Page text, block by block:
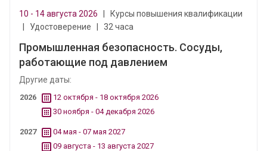
10 - 14 августа 2026
Курсы повышения квалификации
Удостоверение 32 часа
Промышленная безопасность. Сосуды,
работающие под давлением
Другие даты:
2026
12 октября - 18 октября 2026
30 ноября - 04 декабря 2026
2027
04 мая - 07 мая 2027
09 августа - 13 августа 2027